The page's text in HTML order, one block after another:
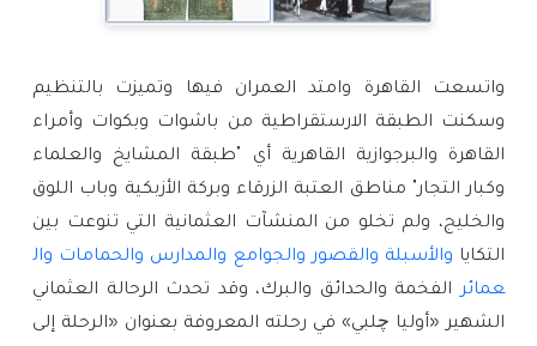
واتسعت القاهرة وامتد العمران فيها وتميزت بالتنظيم
وسكنت الطبقة الارستقراطية من باشوات وبكوات وأمراء
القاهرة والبرجوازية القاهرية أي "طبقة المشايخ والعلماء
وكبار التجار" مناطق العتبة الزرقاء وبركة الأزبكية وباب اللوق
والخليج، ولم تخلو من المنشآت العثمانية التي تنوعت بين
التكايا والأسبلة والقصور والجوامع والمدارس والحمامات وال
عمائرالفخمة والحدائق والبرك، وقد تحدث الرحالة العثماني
الشهير «أوليا چلبي» في رحلته المعروفة بعنوان «الرحلة إلى